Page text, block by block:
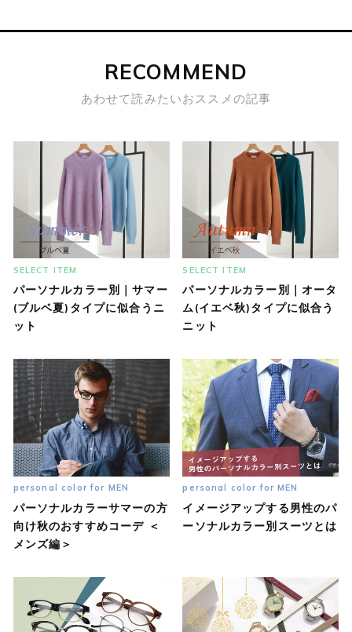
RECOMMEND
あわせて読みたいおススメの記事
SELECT ITEM
パーソナルカラー別｜サマー
(ブルベ夏)タイプに似合うニ
ット
SELECT ITEM
パーソナルカラー別｜オータ
ム(イエベ秋)タイプに似合う
ニット
personal color for MEN
パーソナルカラーサマーの方
向け秋のおすすめコーデ ＜
メンズ編＞
personal color for MEN
イメージアップする男性のパ
ーソナルカラー別スーツとは